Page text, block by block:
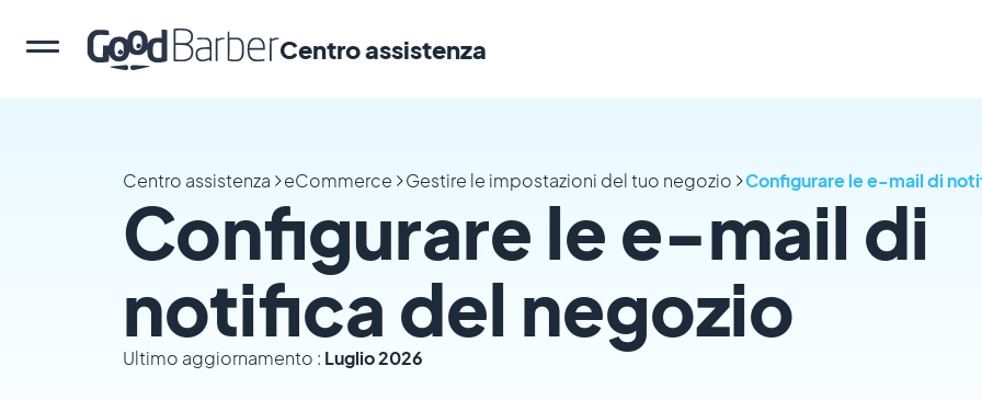
Centro assistenza
Centro assistenza eCommerce Gestire le impostazioni del tuo negozio Configurare le e-mail di
Configurare le e-mail di
notifica del negozio
Ultimo aggiornamento : Luglio 2026